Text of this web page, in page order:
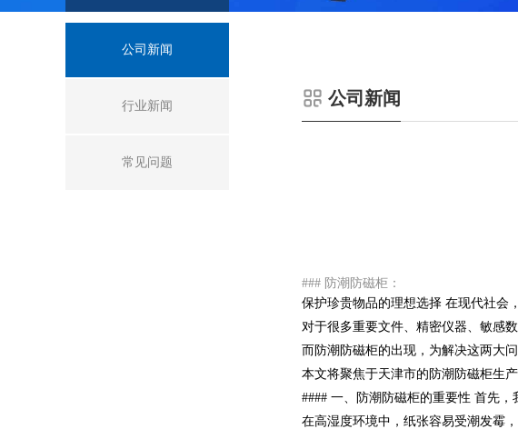
公司新闻
行业新闻
常见问题
公司新闻
### 防潮防磁柜：
保护珍贵物品的理想选择 在现代社会
对于很多重要文件、精密仪器、敏感
而防潮防磁柜的出现，为解决这两大
本文将聚焦于天津市的防潮防磁柜生
#### 一、防潮防磁柜的重要性 首先，
在高湿度环境中，纸张容易受潮发霉